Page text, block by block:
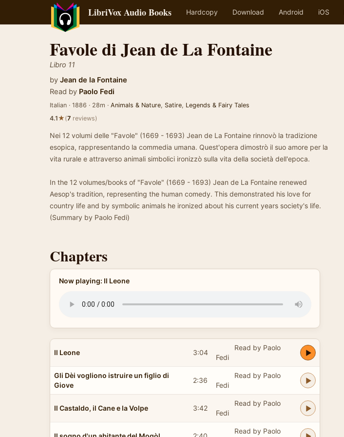
LibriVox Audio Books Hardcopy Download Android iOS
Favole di Jean de La Fontaine
Libro 11
by Jean de la Fontaine
Read by Paolo Fedi
Italian · 1886 · 28m · Animals & Nature, Satire, Legends & Fairy Tales
4.1★(7 reviews)
Nei 12 volumi delle "Favole" (1669 - 1693) Jean de La Fontaine rinnovò la tradizione
esopica, rappresentando la commedia umana. Quest'opera dimostrò il suo amore per la
vita rurale e attraverso animali simbolici ironizzò sulla vita della società dell'epoca.
In the 12 volumes/books of "Favole" (1669 - 1693) Jean de La Fontaine renewed
Aesop's tradition, representing the human comedy. This demonstrated his love for
country life and by symbolic animals he ironized about his current years society's life.
(Summary by Paolo Fedi)
Chapters
Now playing: Il Leone
Il Leone 3:04
Read by Paolo
Fedi
Gli Dèi vogliono istruire un figlio di
Giove
2:36
Read by Paolo
Fedi
Il Castaldo, il Cane e la Volpe 3:42
Read by Paolo
Fedi
Read by Paolo